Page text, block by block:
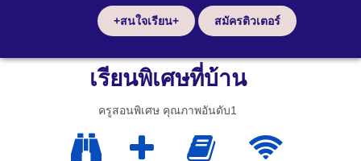
+สนใจเรียน+ สมัครติวเตอร์
เรียนพิเศษที่บ้าน
ครูสอนพิเศษ คุณภาพอันดับ1